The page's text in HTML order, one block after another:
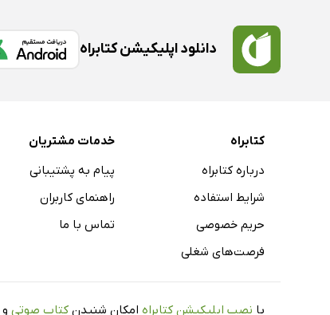
دانلود اپلیکیشن کتابراه
کتابراه
درباره کتابراه
شرایط استفاده
حریم خصوصی
فرصت‌های شغلی
خدمات مشتریان
پیام به پشتیبانی
راهنمای کاربران
تماس با ما
با نصب اپلیکیشن کتابراه امکان شنیدن کتاب صوتی و